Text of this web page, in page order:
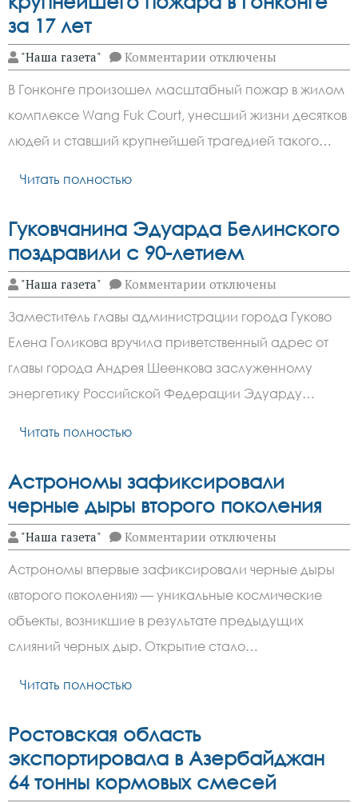
за 17 лет
"Наша газета" Комментарии к
записи
Бамбуковые
леса
стали
причиной
крупнейшего
пожара
отключены
В Гонконге произошел масштабный пожар в жилом
комплексе Wang Fuk Court, унесший жизни десятков
людей и ставший крупнейшей трагедией такого…
Читать полностью
Гуковчанина Эдуарда Белинского
поздравили с 90-летием
"Наша газета" Комментарии к
записи
Эдуарда
Белинского
поздравили
с
90-
летием
отключены
Заместитель главы администрации города Гуково
Елена Голикова вручила приветственный адрес от
главы города Андрея Шеенкова заслуженному
энергетику Российской Федерации Эдуарду…
Читать полностью
Астрономы зафиксировали
черные дыры второго поколения
"Наша газета" Комментарии к
записи
зафиксировали
черные
дыры
второго
поколения
отключены
Астрономы впервые зафиксировали черные дыры
«второго поколения» — уникальные космические
объекты, возникшие в результате предыдущих
слияний черных дыр. Открытие стало…
Читать полностью
Ростовская область
экспортировала в Азербайджан
64 тонны кормовых смесей